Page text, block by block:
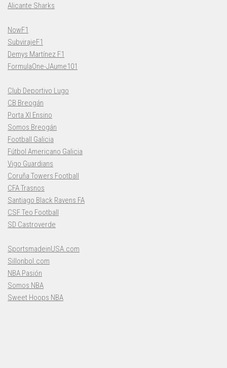
Alicante Sharks
NowF1
SubvirajeF1
Demys Martínez F1
FormulaOne-JAume101
Club Deportivo Lugo
CB Breogán
Porta XI Ensino
Somos Breogán
Football Galicia
Fútbol Americano Galicia
Vigo Guardians
Coruña Towers Football
CFA Trasnos
Santiago Black Ravens FA
CSF Teo Football
SD Castroverde
SportsmadeinUSA.com
Sillonbol.com
NBA Pasión
Somos NBA
Sweet Hoops NBA